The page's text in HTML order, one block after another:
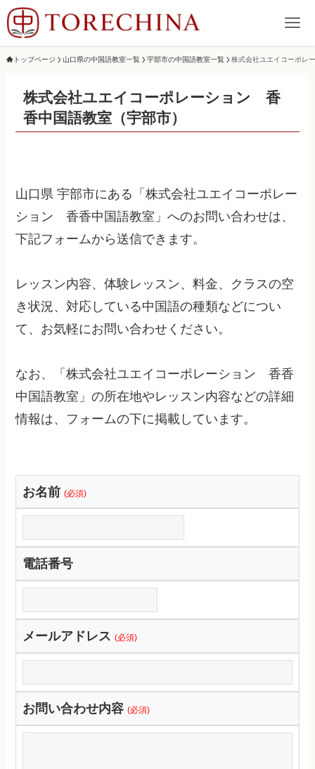
トップページ 山口県の中国語教室一覧 宇部市の中国語教室一覧 株式会社ユエイコーポレ
株式会社ユエイコーポレーション 香
香中国語教室（宇部市）
山口県 宇部市にある「株式会社ユエイコーポレー
ション 香香中国語教室」へのお問い合わせは、
下記フォームから送信できます。
レッスン内容、体験レッスン、料金、クラスの空
き状況、対応している中国語の種類などについ
て、お気軽にお問い合わせください。
なお、「株式会社ユエイコーポレーション 香香
中国語教室」の所在地やレッスン内容などの詳細
情報は、フォームの下に掲載しています。
お名前 (必須)
電話番号
メールアドレス (必須)
お問い合わせ内容 (必須)